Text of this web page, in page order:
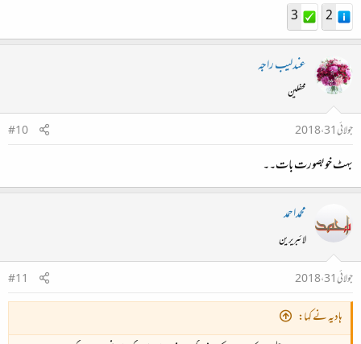
2
3
عندلیب راجہ
محفلین
جولائی 31، 2018
#10
بہٹ خوبصورت بات۔۔
محمداحمد
لائبریرین
جولائی 31، 2018
#11
ہادیہ نے کہا: